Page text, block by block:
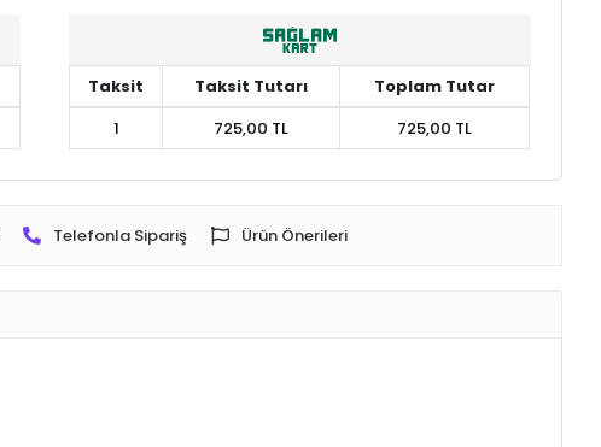
Taksit Taksit Tutarı
Toplam Tutar
1
725,00 TL 725,00 TL
Telefonla Sipariş Ürün Önerileri